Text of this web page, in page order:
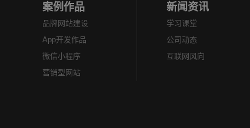
案例作品
品牌网站建设
App开发作品
微信小程序
营销型网站
新闻资讯
学习课堂
公司动态
互联网风向